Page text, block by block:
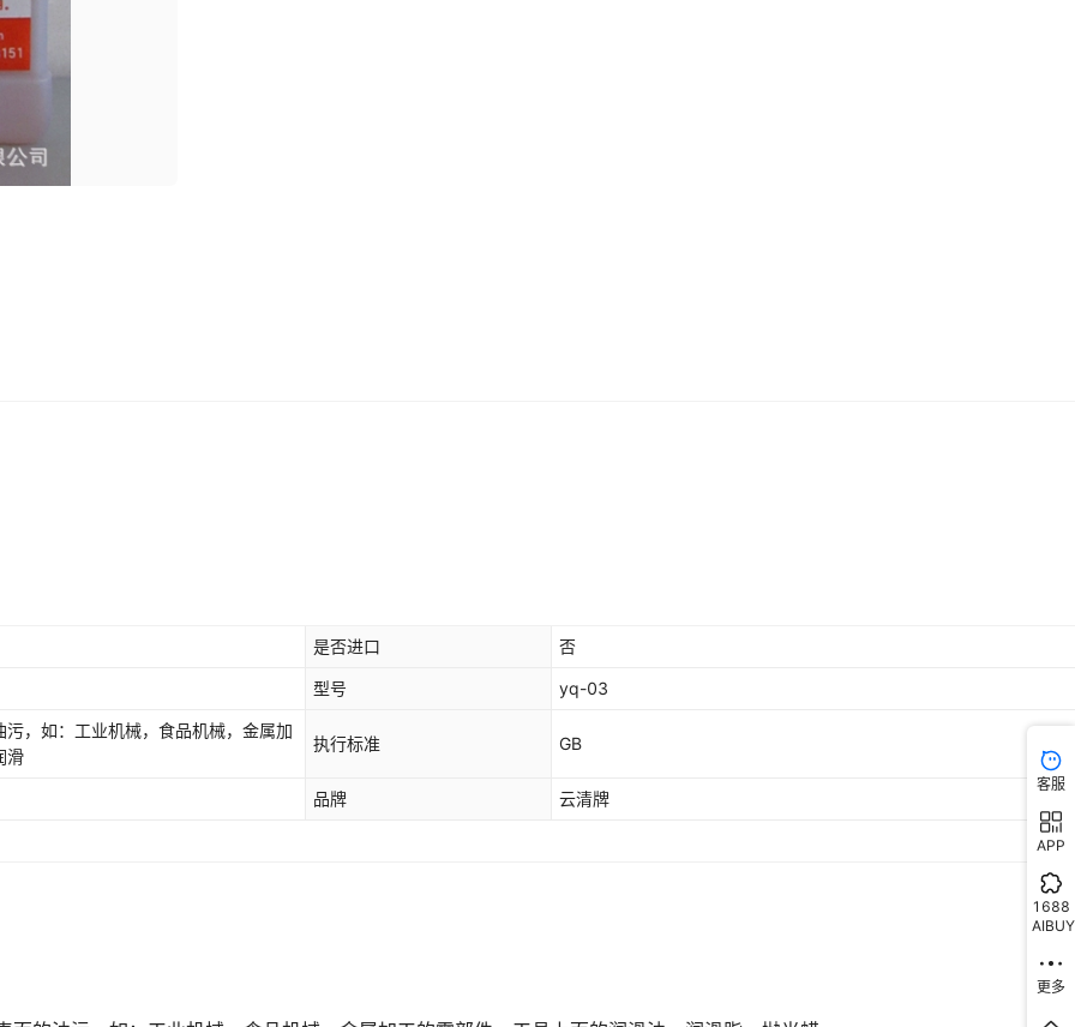
是否进口 否
型号 yq-03
，如：工业机械，食品机械，金属加
滑
执行标准 GB
品牌 云清牌
客服
APP
1688
AIBUY
更多